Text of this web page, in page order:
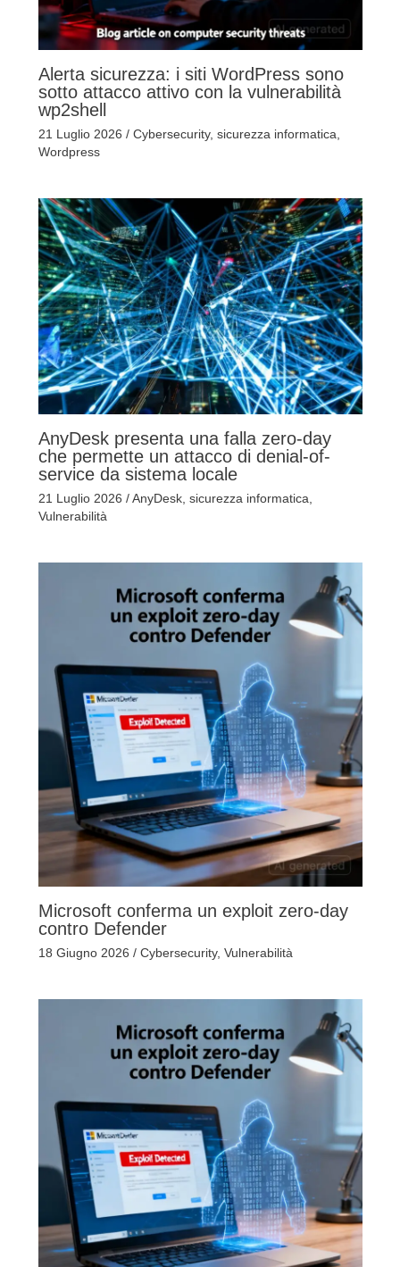
Alerta sicurezza: i siti WordPress sono
sotto attacco attivo con la vulnerabilità
wp2shell
21 Luglio 2026 / Cybersecurity, sicurezza informatica,
Wordpress
AnyDesk presenta una falla zero-day
che permette un attacco di denial-of-
service da sistema locale
21 Luglio 2026 /AnyDesk, sicurezza informatica,
Vulnerabilità
Microsoft conferma un exploit zero-day
contro Defender
18 Giugno 2026 / Cybersecurity, Vulnerabilità